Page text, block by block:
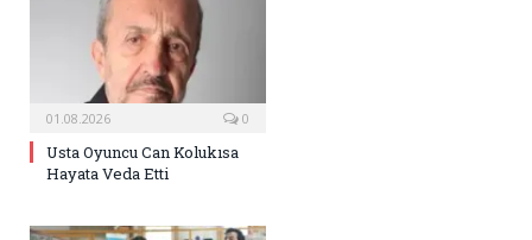
01.08.2026 0
Usta Oyuncu Can Kolukısa
Hayata Veda Etti